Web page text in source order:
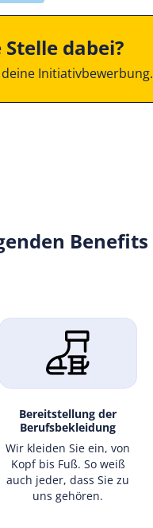
dabei?
Initiativbewerbung.
Benefits
Bereit­stellung der
Berufs­beklei­dung
Wir kleiden Sie ein, von
Kopf bis Fuß. So weiß
auch jeder, dass Sie zu
uns gehören.